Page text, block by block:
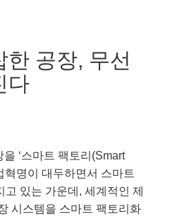
한 공장, 무선
다
‘스마트 팩토리(Smart
혁명이 대두하면서 스마트
고 있는 가운데, 세계적인 제
시스템을 스마트 팩토리화